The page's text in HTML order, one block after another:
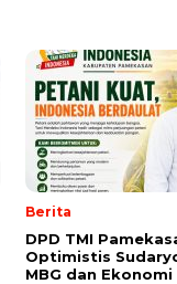
Berita
DPD TMI
Optimistis
MBG dan